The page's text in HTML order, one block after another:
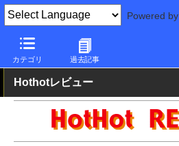
Powered by
カテゴリ 過去記事
PC Watch パソコン/タブレット/スマ
Hothotレビュー